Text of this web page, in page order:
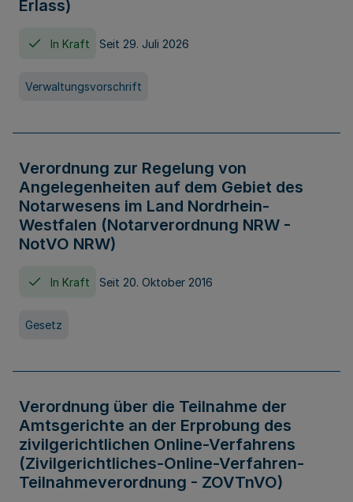
Erlass)
In Kraft Seit 29. Juli 2026
Verwaltungsvorschrift
Verordnung zur Regelung von
Angelegenheiten auf dem Gebiet des
Notarwesens im Land Nordrhein-
Westfalen (Notarverordnung NRW -
NotVO NRW)
In Kraft Seit 20. Oktober 2016
Gesetz
Verordnung über die Teilnahme der
Amtsgerichte an der Erprobung des
zivilgerichtlichen Online-Verfahrens
(Zivilgerichtliches-Online-Verfahren-
Teilnahmeverordnung - ZOVTnVO)